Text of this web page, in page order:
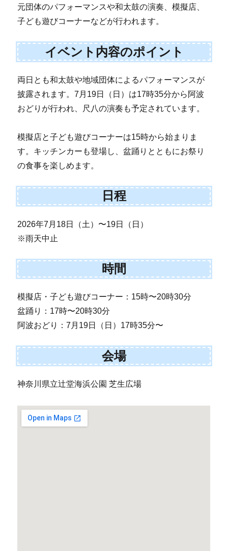
元団体のパフォーマンスや和太鼓の演奏、模擬店、
子ども遊びコーナーなどが行われます。
イベント内容のポイント
両日とも和太鼓や地域団体によるパフォーマンスが
披露されます。7月19日（日）は17時35分から阿波
おどりが行われ、尺八の演奏も予定されています。
模擬店と子ども遊びコーナーは15時から始まりま
す。キッチンカーも登場し、盆踊りとともにお祭り
の食事を楽しめます。
日程
2026年7月18日（土）〜19日（日）
※雨天中止
時間
模擬店・子ども遊びコーナー：15時〜20時30分
盆踊り：17時〜20時30分
阿波おどり：7月19日（日）17時35分〜
会場
神奈川県立辻堂海浜公園 芝生広場